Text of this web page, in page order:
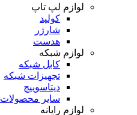
لوازم لپ تاپ
کولپد
شارژر
هدست
لوازم شبکه
کابل شبکه
تجهیزات شبکه
دیتاسوییچ
سایر محصولات
لوازم رایانه